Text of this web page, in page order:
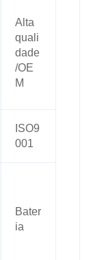
Alta
quali
dade
/OE
M
ISO9
001
Bater
ia